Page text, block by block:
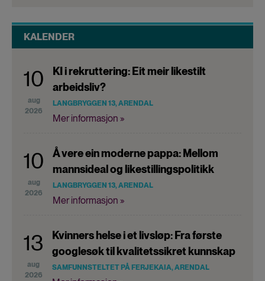
KALENDER
10
aug
2026
KI i rekruttering: Eit meir likestilt
arbeidsliv?
LANGBRYGGEN 13, ARENDAL
Mer informasjon »
10
aug
2026
Å vere ein moderne pappa: Mellom
mannsideal og likestillingspolitikk
LANGBRYGGEN 13, ARENDAL
Mer informasjon »
13
aug
2026
Kvinners helse i et livsløp: Fra første
googlesøk til kvalitetssikret kunnskap
SAMFUNNSTELTET PÅ FERJEKAIA, ARENDAL